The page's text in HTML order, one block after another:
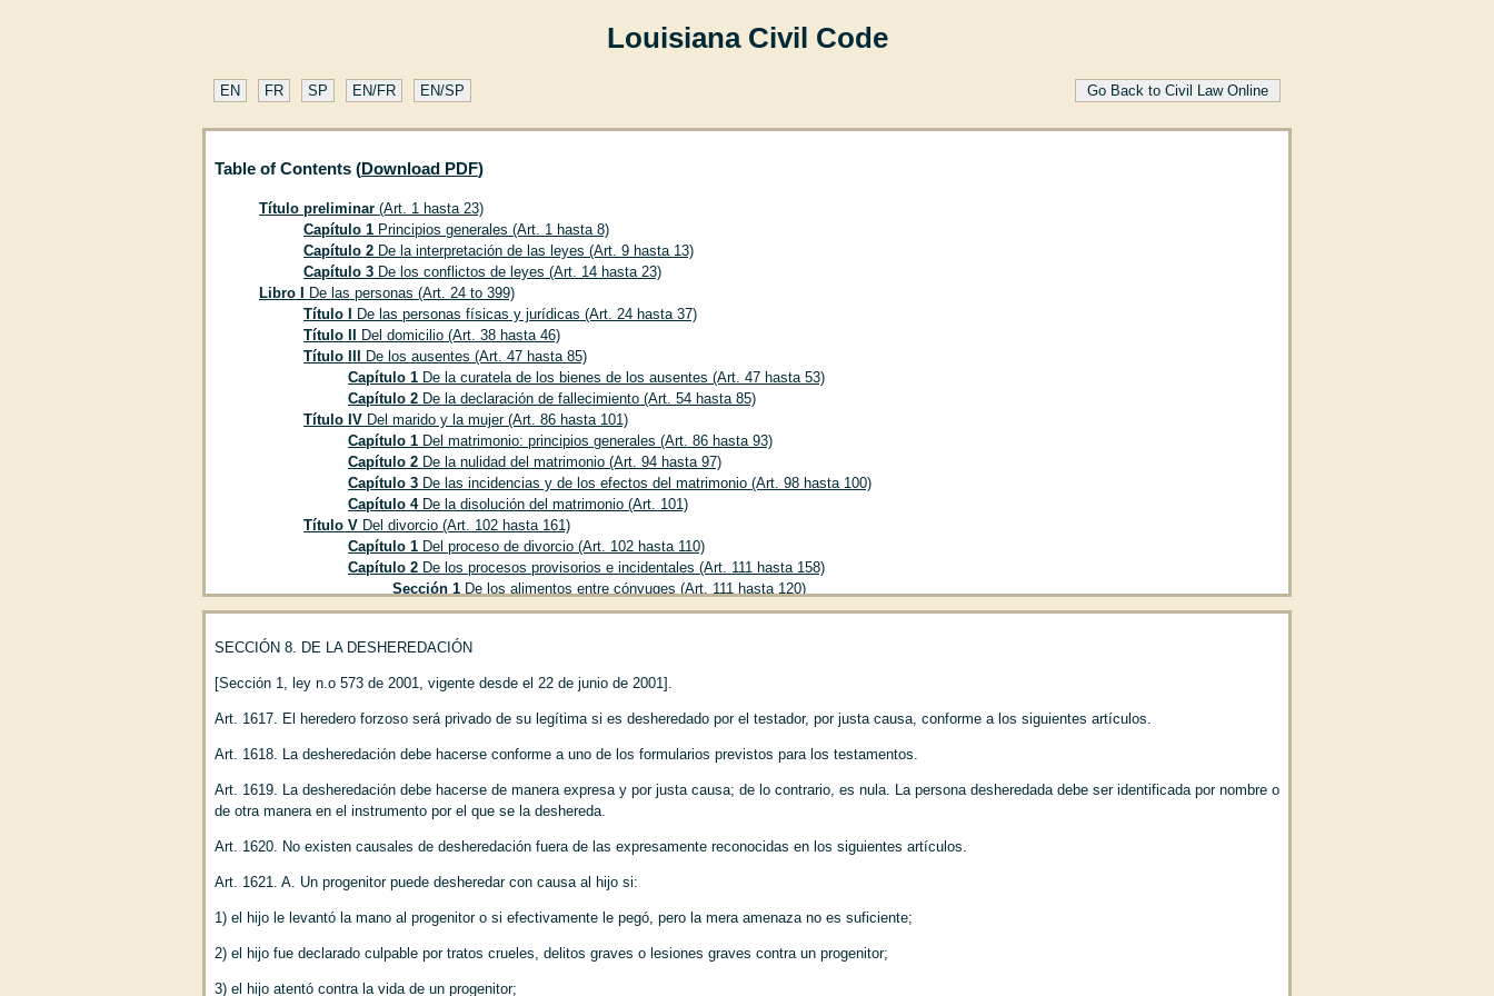
Louisiana Civil Code
EN FR SP EN/FR EN/SP Go Back to Civil Law Online
Table of Contents (Download PDF)
Título preliminar (Art. 1 hasta 23)
Capítulo 1 Principios generales (Art. 1 hasta 8)
Capítulo 2 De la interpretación de las leyes (Art. 9 hasta 13)
Capítulo 3 De los conflictos de leyes (Art. 14 hasta 23)
Libro I
De las personas (Art. 24 to 399)
Título I
De las personas físicas y jurídicas (Art. 24 hasta 37)
Título II
Del domicilio (Art. 38 hasta 46)
Título III
De los ausentes (Art. 47 hasta 85)
Capítulo 1 De la curatela de los bienes de los ausentes (Art. 47 hasta 53)
Capítulo 2 De la declaración de fallecimiento (Art. 54 hasta 85)
Título IV Del marido y la mujer (Art. 86 hasta 101)
Capítulo 1 Del matrimonio: principios generales (Art. 86 hasta 93)
Capítulo 2 De la nulidad del matrimonio (Art. 94 hasta 97)
Capítulo 3 De las incidencias y de los efectos del matrimonio (Art. 98 hasta 100)
Capítulo 4De la disolución del matrimonio (Art. 101)
Título V Del divorcio (Art. 102 hasta 161)
Capítulo 1 Del proceso de divorcio (Art. 102 hasta 110)
Capítulo 2 De los procesos provisorios e incidentales (Art. 111 hasta 158)
Sección 1 De los alimentos entre cónyuges (Art. 111 hasta 120)
Sección 2Del reclamo de aportes para educación o capacitación (Art. 121 hasta 130)
Sección 4De los alimentos de los hijos (Art. 141 hasta 150)
Sección 5
De los procesos provisorios e incidentales en las acciones de nulidad (Art. 151 hasta 158)
De los efectos del divorcio (Art. 159 hasta 161)
Título VIDel señor y de los siervos (Art. 162 hasta 177)
Capítulo 1De la filiación (Art. 178 hasta 183)
Sección 1De la prueba de la maternidad (Art. 184)
Sección 2De la prueba de la paternidad (Art. 185 hasta 198)
Subsección A De la presunción de paternidad del esposo; del desconocimiento de la paternidad; de la impugnación; de la
Subsección B De la presunción de paternidad por matrimonio posterior y del reconocimiento (Art. 195)
Capítulo 3De la filiación por adopción (Art. 199 hasta 214)
Sección 1De los efectos de la adopción (Art. 199)
Sección 3De la adopción de adultos (Art. 212 hasta 214)
SECCIÓN 8. DE LA DESHEREDACIÓN
[Sección 1, ley n.o 573 de 2001, vigente desde el 22 de junio de 2001].
Art. 1617. El heredero forzoso será privado de su legítima si es desheredado por el testador, por justa causa, conforme a los siguientes artículos.
Art. 1618. La desheredación debe hacerse conforme a uno de los formularios previstos para los testamentos.
Art. 1619. La desheredación debe hacerse de manera expresa y por justa causa; de lo contrario, es nula. La persona desheredada debe ser identificada por nombre o
de otra manera en el instrumento por el que se la deshereda.
Art. 1620. No existen causales de desheredación fuera de las expresamente reconocidas en los siguientes artículos.
Art. 1621. A. Un progenitor puede desheredar con causa al hijo si:
1) el hijo le levantó la mano al progenitor o si efectivamente le pegó, pero la mera amenaza no es suficiente;
2) el hijo fue declarado culpable por tratos crueles, delitos graves o lesiones graves contra un progenitor;
3) el hijo atentó contra la vida de un progenitor;